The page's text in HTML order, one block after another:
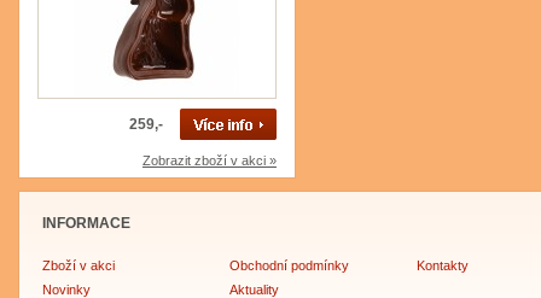
259,-
Zobrazit zboží v akci »
INFORMACE
Zboží v akci
Novinky
Obchodní podmínky
Aktuality
Kontakty